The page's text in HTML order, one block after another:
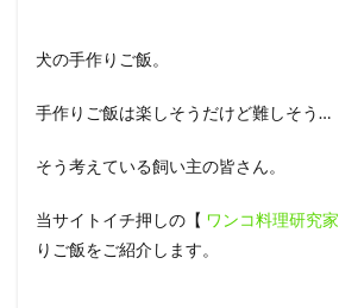
犬の手作りご飯。
手作りご飯は楽しそうだけど難しそう…
そう考えている飼い主の皆さん。
当サイトイチ押しの【 ワンコ料理研究家
りご飯をご紹介します。